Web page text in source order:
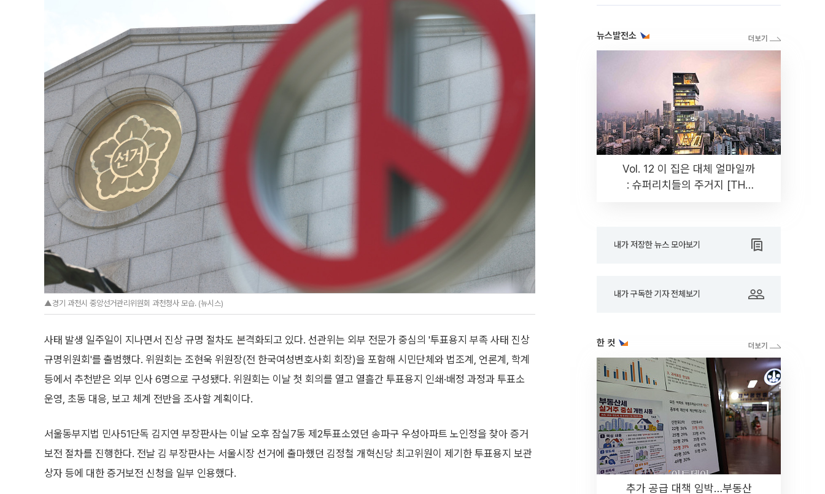
▲경기 과천시 중앙선거관리위원회 과천청사 모습. (뉴시스)
사태 발생 일주일이 지나면서 진상 규명 절차도 본격화되고 있다. 선관위는 외부 전문가 중심의 '투표용지 부족 사태 진상
규명위원회'를 출범했다. 위원회는 조현욱 위원장(전 한국여성변호사회 회장)을 포함해 시민단체와 법조계, 언론계, 학계
등에서 추천받은 외부 인사 6명으로 구성됐다. 위원회는 이날 첫 회의를 열고 열흘간 투표용지 인쇄·배정 과정과 투표소
운영, 초동 대응, 보고 체계 전반을 조사할 계획이다.
서울동부지법 민사51단독 김지연 부장판사는 이날 오후 잠실7동 제2투표소였던 송파구 우성아파트 노인정을 찾아 증거
보전 절차를 진행한다. 전날 김 부장판사는 서울시장 선거에 출마했던 김정철 개혁신당 최고위원이 제기한 투표용지 보관
상자 등에 대한 증거보전 신청을 일부 인용했다.
뉴스발전소
Vol. 12 이 집은 대체 얼마일까
: 슈퍼리치들의 주거지 [THE
내가 저장한 뉴스 모아보기
내가 구독한 기자 전체보기
한 컷
추가 공급 대책 임박…부동산